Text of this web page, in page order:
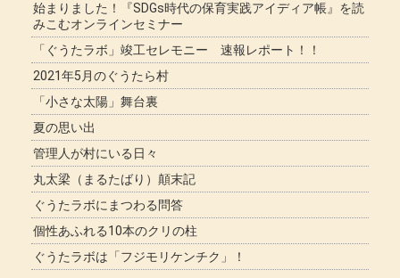
始まりました！『SDGs時代の保育実践アイディア帳』を読
みこむオンラインセミナー
「ぐうたラボ」竣工セレモニー 速報レポート！！
2021年5月のぐうたら村
「小さな太陽」舞台裏
夏の思い出
管理人が村にいる日々
丸太梁（まるたばり）顛末記
ぐうたラボにまつわる問答
個性あふれる10本のクリの柱
ぐうたラボは「フジモリケンチク」！